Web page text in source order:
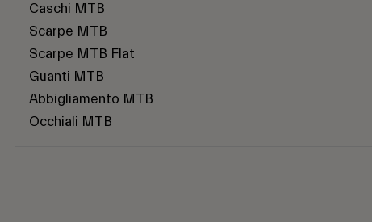
Caschi MTB
Scarpe MTB
Scarpe MTB Flat
Guanti MTB
Abbigliamento MTB
Occhiali MTB